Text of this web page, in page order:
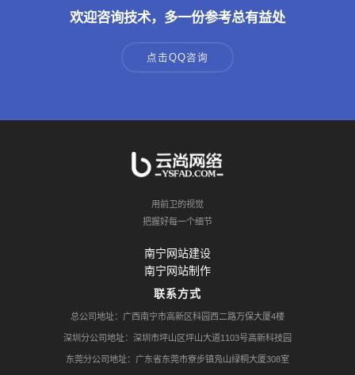
欢迎咨询技术，多一份参考总有益处
点击QQ咨询
用前卫的视觉
把握好每一个细节
南宁网站建设
南宁网站制作
联系方式
总公司地址：广西南宁市高新区科园西二路万保大厦4楼
深圳分公司地址：深圳市坪山区坪山大道1103号高新科技园
东莞分公司地址：广东省东莞市寮步镇凫山绿桐大厦308室